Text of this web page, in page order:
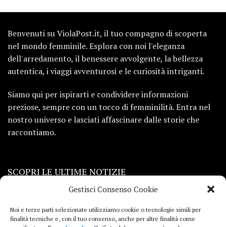
Gestisci Consenso Cookie
Noi e terze parti selezionate utilizziamo cookie o tecnologie simili per
finalità tecniche e, con il tuo consenso, anche per altre finalità come
Benvenuti su ViolaPost.it, il tuo compagno di scoperta
nel mondo femminile. Esplora con noi l'eleganza
dell'arredamento, il benessere avvolgente, la bellezza
autentica, i viaggi avventurosi e le curiosità intriganti.
Siamo qui per ispirarti e condividere informazioni
preziose, sempre con un tocco di femminilità. Entra nel
nostro universo e lasciati affascinare dalle storie che
raccontiamo.
SCOPRI LE ULTIME NOTIZIE
Viaggi